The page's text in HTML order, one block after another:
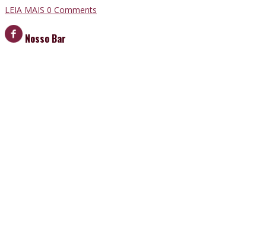
LEIA MAIS 0 Comments
Nosso Bar